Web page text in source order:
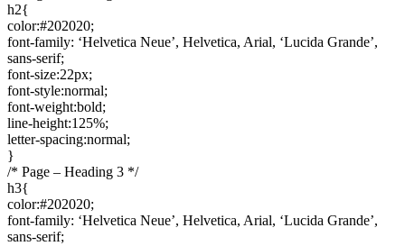
h2{
color:#202020;
font-family: ‘Helvetica Neue’, Helvetica, Arial, ‘Lucida Grande’,
sans-serif;
font-size:22px;
font-style:normal;
font-weight:bold;
line-height:125%;
letter-spacing:normal;
}
/* Page – Heading 3 */
h3{
color:#202020;
font-family: ‘Helvetica Neue’, Helvetica, Arial, ‘Lucida Grande’,
sans-serif;